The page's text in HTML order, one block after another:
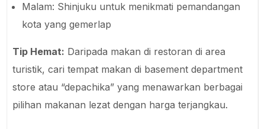
Malam: Shinjuku untuk menikmati pemandangan
kota yang gemerlap
Tip Hemat: Daripada makan di restoran di area
turistik, cari tempat makan di basement department
store atau “depachika” yang menawarkan berbagai
pilihan makanan lezat dengan harga terjangkau.